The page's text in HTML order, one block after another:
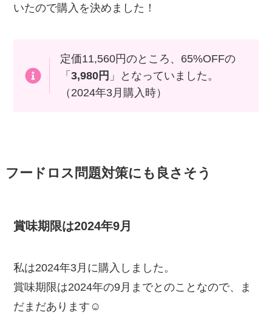
いたので購入を決めました！
定価11,560円のところ、65%OFFの
「 3,980円 」となっていました。
（2024年3月購入時）
フードロス問題対策にも良さそう
賞味期限は2024年9月
私は2024年3月に購入しました。
賞味期限は2024年の9月までとのことなので、ま
だまだあります☺️